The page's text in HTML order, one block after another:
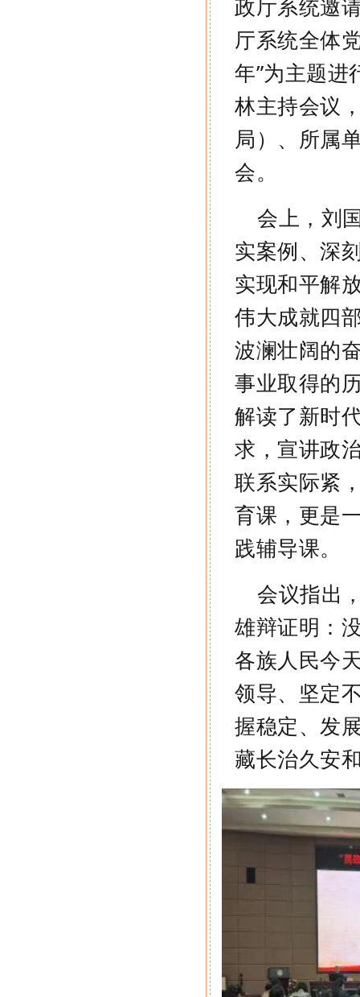
政厅系统邀
厅系统全体
年”为主题进
林主持会议
局）、所属
会。
会上，刘
实案例、深
实现和平解
伟大成就四
波澜壮阔的
事业取得的
解读了新时
求，宣讲政
联系实际紧
育课，更是
践辅导课。
会议指出
雄辩证明：
各族人民今
领导、坚定
握稳定、发
藏长治久安